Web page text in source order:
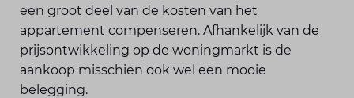
een groot deel van de kosten van het
appartement compenseren. Afhankelijk van de
prijsontwikkeling op de woningmarkt is de
aankoop misschien ook wel een mooie
belegging.